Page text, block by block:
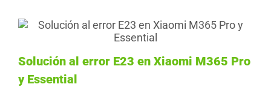
Solución al error E23 en Xiaomi M365 Pro
y Essential